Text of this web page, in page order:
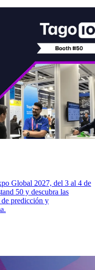
Global 2027, del 3 al 4 de
50 y descubra las
predicción y